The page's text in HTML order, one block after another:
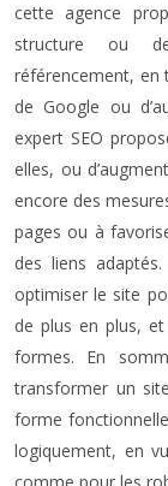
cette agence
structure ou
référencement, en
de Google ou
expert SEO
elles, ou
encore des
pages ou à
des liens
optimiser le site
de plus en plus,
formes. En
transformer un
forme
logiquement, en